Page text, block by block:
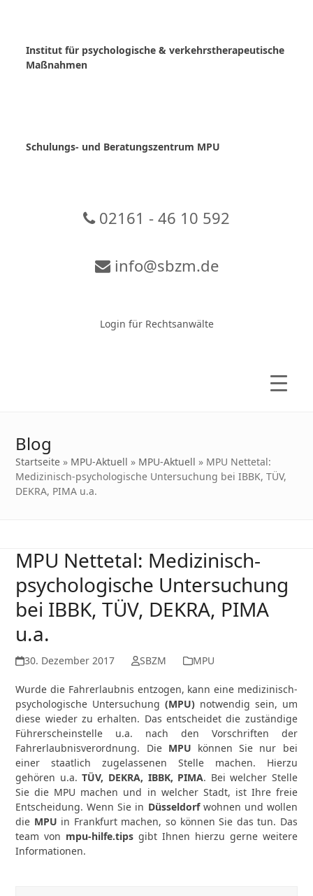
Institut für psychologische & verkehrstherapeutische
Maßnahmen
Schulungs- und Beratungszentrum MPU
02161 - 46 10 592
info@sbzm.de
Login für Rechtsanwälte
Blog
Startseite » MPU-Aktuell » MPU-Aktuell » MPU Nettetal:
Medizinisch-psychologische Untersuchung bei IBBK, TÜV,
DEKRA, PIMA u.a.
MPU Nettetal: Medizinisch-
psychologische Untersuchung
bei IBBK, TÜV, DEKRA, PIMA
u.a.
30. Dezember 2017 SBZM MPU
Wurde die Fahrerlaubnis entzogen, kann eine medizinisch-
psychologische Untersuchung(MPU) notwendig sein, um
diese wieder zu erhalten. Das entscheidet die zuständige
Führerscheinstelle u.a. nach den Vorschriften der
Fahrerlaubnisverordnung. DieMPU können Sie nur bei
einer staatlich zugelassenen Stelle machen. Hierzu
gehören u.a.TÜV, DEKRA, IBBK, PIMA. Bei welcher Stelle
Sie die MPU machen und in welcher Stadt, ist Ihre freie
Entscheidung. Wenn Sie in Düsseldorfwohnen und wollen
die MPU in Frankfurt machen, so können Sie das tun. Das
team von mpu-hilfe.tips gibt Ihnen hierzu gerne weitere
Informationen.